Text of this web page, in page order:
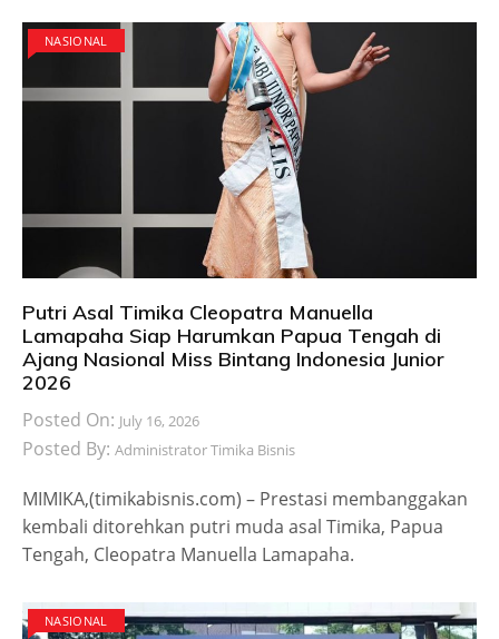
NASIONAL
Putri Asal Timika Cleopatra Manuella
Lamapaha Siap Harumkan Papua Tengah di
Ajang Nasional Miss Bintang Indonesia Junior
2026
Posted On: July 16, 2026
Posted By: Administrator Timika Bisnis
MIMIKA,(timikabisnis.com) – Prestasi membanggakan
kembali ditorehkan putri muda asal Timika, Papua
Tengah, Cleopatra Manuella Lamapaha.
NASIONAL